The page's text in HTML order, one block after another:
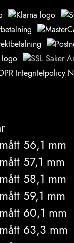
56,1 mm
57,1 mm
58,1 mm
59,1 mm
60,1 mm
63,3 mm